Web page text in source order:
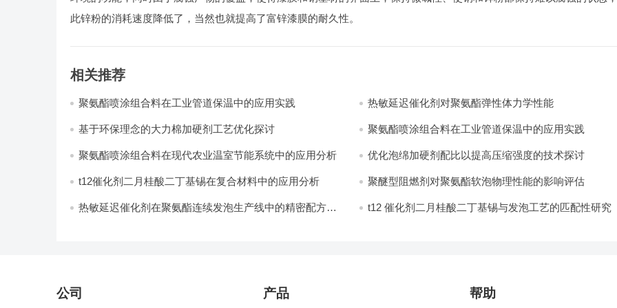
此锌粉的消耗速度降低了，当然也就提高了富锌漆膜的耐久性。
相关推荐
聚氨酯喷涂组合料在工业管道保温中的应用实践 热敏延迟催化剂对聚氨酯弹性体力学性能
基于环保理念的大力棉加硬剂工艺优化探讨 聚氨酯喷涂组合料在工业管道保温中的应用实践
聚氨酯喷涂组合料在现代农业温室节能系统中的应用分析​ 优化泡绵加硬剂配比以提高压缩强度的技术探讨
t12催化剂二月桂酸二丁基锡在复合材料中的应用分析 聚醚型阻燃剂对聚氨酯软泡物理性能的影响评估​
热敏延迟催化剂在聚氨酯连续发泡生产线中的精密配方设
t12 催化剂二月桂酸二丁基锡与发泡工艺的匹配性研究
公司 产品 帮助